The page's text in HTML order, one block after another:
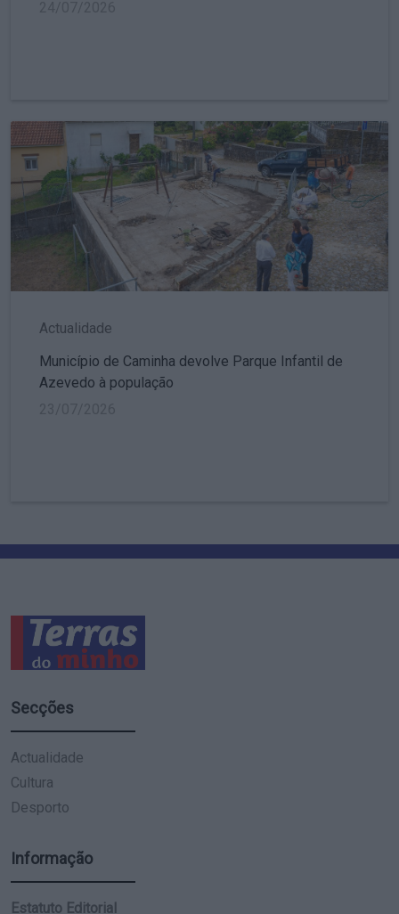
Actualidade
Município de Caminha devolve Parque Infantil de
Azevedo à população
Secções
Actualidade
Cultura
Desporto
Informação
Estatuto Editorial